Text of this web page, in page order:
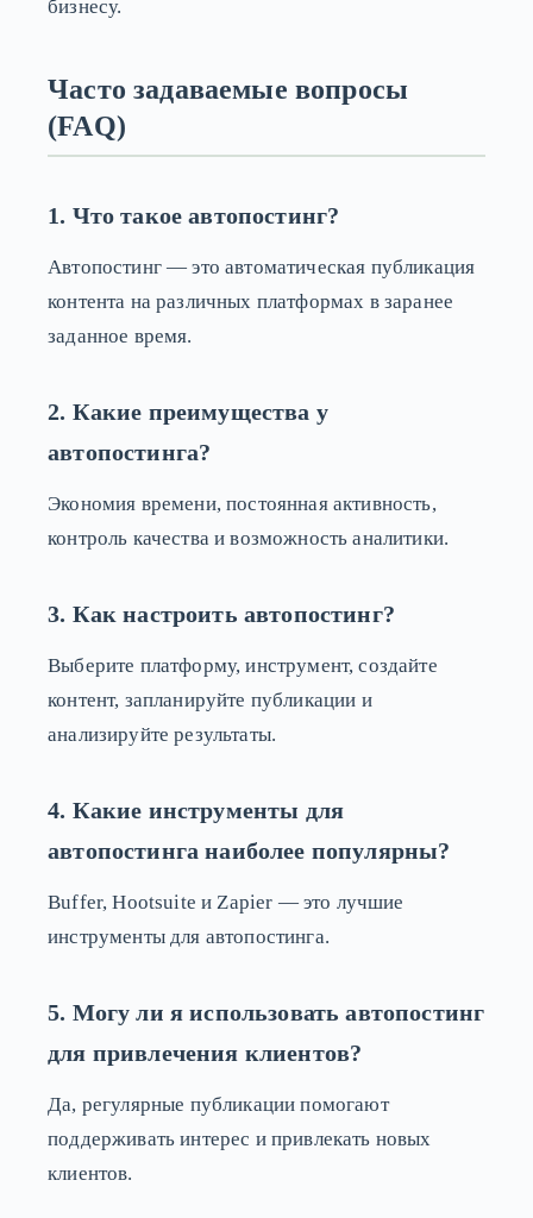
бизнесу.
Часто задаваемые вопросы
(FAQ)
1. Что такое автопостинг?
Автопостинг — это автоматическая публикация
контента на различных платформах в заранее
заданное время.
2. Какие преимущества у
автопостинга?
Экономия времени, постоянная активность,
контроль качества и возможность аналитики.
3. Как настроить автопостинг?
Выберите платформу, инструмент, создайте
контент, запланируйте публикации и
анализируйте результаты.
4. Какие инструменты для
автопостинга наиболее популярны?
Buffer, Hootsuite и Zapier — это лучшие
инструменты для автопостинга.
5. Могу ли я использовать автопостинг
для привлечения клиентов?
Да, регулярные публикации помогают
поддерживать интерес и привлекать новых
клиентов.